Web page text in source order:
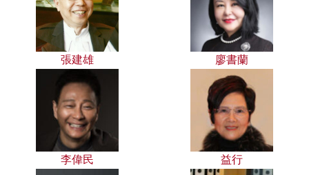
張建雄 廖書蘭
李偉民 益行